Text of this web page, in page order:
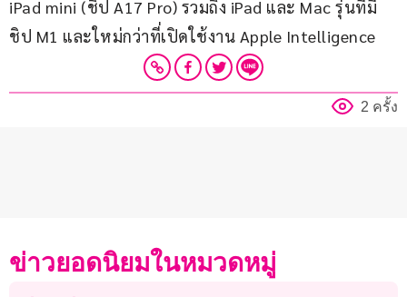
iPad mini (ชิป A17 Pro) รวมถึง iPad และ Mac รุ่นที่มี
ชิป M1 และใหม่กว่าที่เปิดใช้งาน Apple Intelligence
2 ครั้ง
ข่าวยอดนิยมในหมวดหมู่